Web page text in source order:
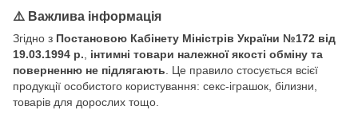
⚠️ Важлива інформація
Згідно з Постановою Кабінету Міністрів України №172 від
19.03.1994 р.
інтимні товари належної якості обміну та
поверненню не підлягають . Це правило стосується всієї
продукції особистого користування: секс-іграшок, білизни,
товарів для дорослих тощо.